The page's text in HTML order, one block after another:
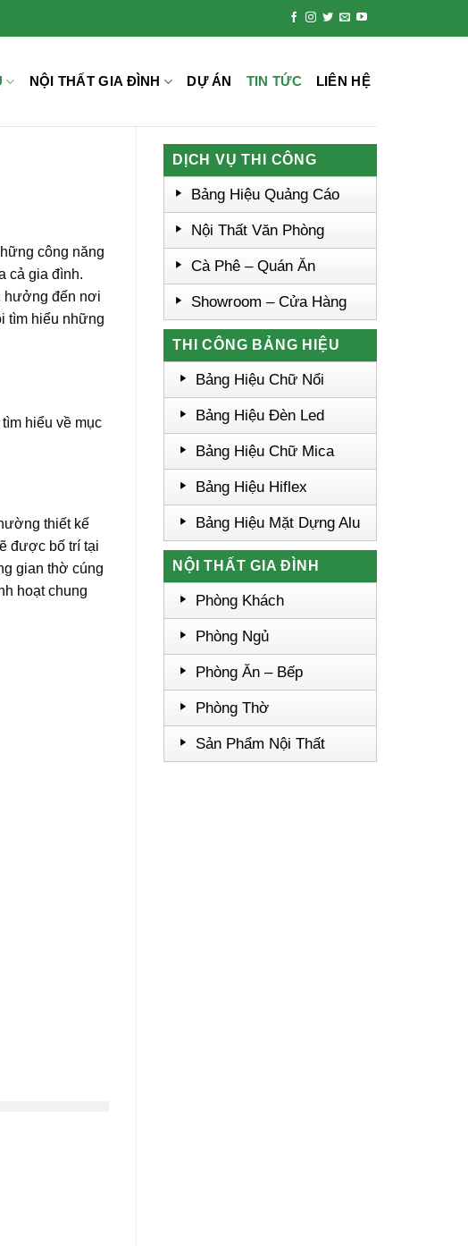
NỘI THẤT GIA ĐÌNH DỰ ÁN TIN TỨC LIÊN HỆ
công năng
cả gia đình.
hưởng đến nơi
tìm hiểu những
hiểu về mục
thiết kế
được bố trí tại
gian thờ cúng
hoạt chung
DỊCH VỤ THI CÔNG
Bảng Hiệu Quảng Cáo
Nội Thất Văn Phòng
Cà Phê – Quán Ăn
Showroom – Cửa Hàng
THI CÔNG BẢNG HIỆU
Bảng Hiệu Chữ Nổi
Bảng Hiệu Đèn Led
Bảng Hiệu Chữ Mica
Bảng Hiệu Hiflex
Bảng Hiệu Mặt Dựng Alu
NỘI THẤT GIA ĐÌNH
Phòng Khách
Phòng Ngủ
Phòng Ăn – Bếp
Phòng Thờ
Sản Phẩm Nội Thất